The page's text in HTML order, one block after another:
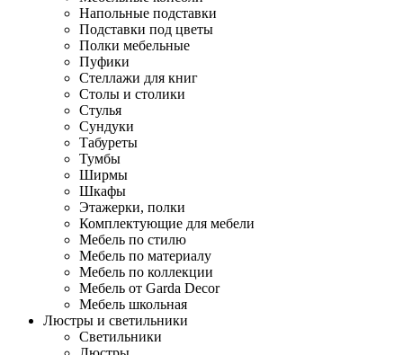
Напольные подставки
Подставки под цветы
Полки мебельные
Пуфики
Стеллажи для книг
Столы и столики
Стулья
Сундуки
Табуреты
Тумбы
Ширмы
Шкафы
Этажерки, полки
Комплектующие для мебели
Мебель по стилю
Мебель по материалу
Мебель по коллекции
Мебель от Garda Decor
Мебель школьная
Люстры и светильники
Светильники